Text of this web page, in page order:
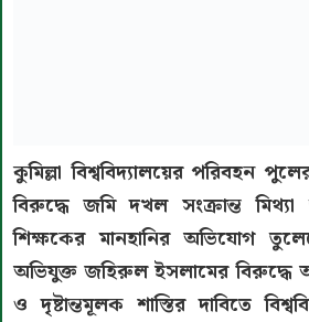
কুমিল্লা বিশ্ববিদ্যালয়ের পরিবহন
বিরুদ্ধে জমি দখল সংক্রান্ত
শিক্ষকের মানহানির অভিযোগ
অভিযুক্ত জহিরুল ইসলামের বিরুদ্ধে
ও দৃষ্টান্তমূলক শাস্তির দাবিতে